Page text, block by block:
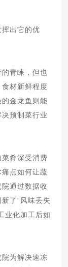
出它的优
青睐，但也
材新鲜程度
金龙鱼则能
预制菜行业
肴深受消费
点如何让蔬
通过数据收
了“风味丢失
业化加工后如
为解决速冻